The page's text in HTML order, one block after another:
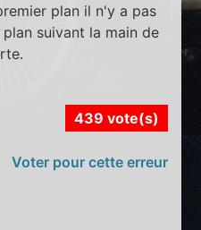
plan il n'y a pas
suivant la main de
439 vote(s)
Voter pour cette erreur